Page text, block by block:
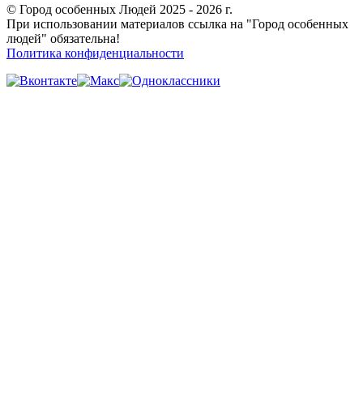
© Город особенных Людей 2025 - 2026 г.
При использовании материалов ссылка на "Город особенных
людей" обязательна!
Политика конфиденциальности